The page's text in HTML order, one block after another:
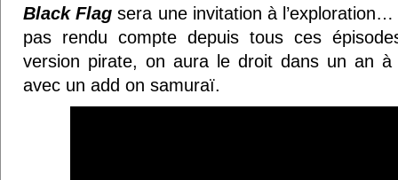
Black Flag sera une invitation à l’exploration…
pas rendu compte depuis tous ces
version pirate, on aura le droit dans un an à
avec un add on samuraï.